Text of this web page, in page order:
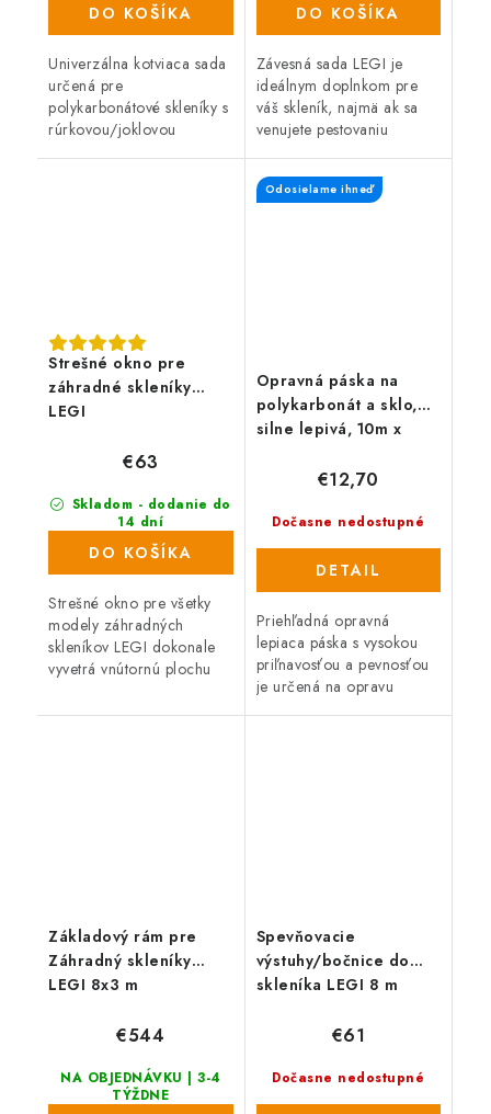
DO KOŠÍKA
Univerzálna kotviaca sada
určená pre
polykarbonátové skleníky s
rúrkovou/joklovou
DO KOŠÍKA
Závesná sada LEGI je
ideálnym doplnkom pre
váš skleník, najmä ak sa
venujete pestovaniu
a ďalších popínavých
rastlín. S jej pomocou
Strešné okno pre
záhradné skleníky
LEGI
Skladom - dodanie do
14 dní
(67 ks)
€63
DO KOŠÍKA
Strešné okno pre všetky
modely záhradných
skleníkov LEGI dokonale
vyvetrá vnútornú plochu
počet okien závisí od
Opravná páska na
polykarbonát a sklo,
silne lepivá, 10m x
Odosielame ihneď
Dočasne nedostupné
€12,70
DETAIL
Priehľadná opravná
lepiaca páska s vysokou
priľnavosťou a pevnosťou
je určená na opravu
Základový rám pre
Záhradný skleníky
LEGI 8x3 m
NA OBJEDNÁVKU | 3-4
TÝŽDNE
€544
Spevňovacie
výstuhy/bočnice do
skleníka LEGI 8 m
Dočasne nedostupné
€61